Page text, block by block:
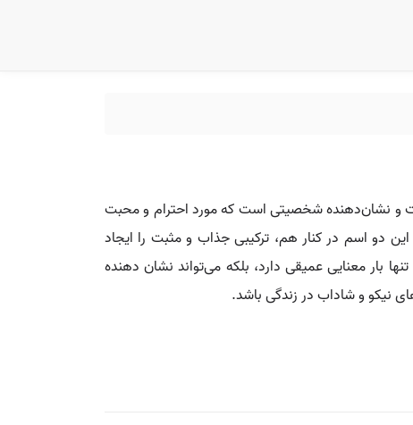
و نشان‌دهنده شخصیتی است که مورد احترام و محبت
دو اسم در کنار هم، ترکیبی جذاب و مثبت را ایجاد
بار معنایی عمیقی دارد، بلکه می‌تواند نشان دهنده
نیکو و شاداب در زندگی باشد.